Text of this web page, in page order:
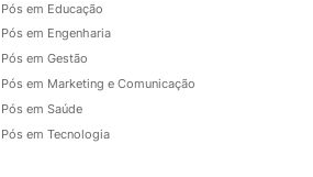
Pós em Educação
Pós em Engenharia
Pós em Gestão
Pós em Marketing e Comunicação
Pós em Saúde
Pós em Tecnologia